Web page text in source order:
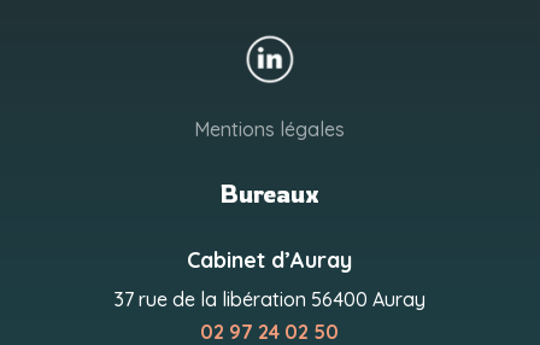
Mentions légales
Bureaux
Cabinet d’Auray
37 rue de la libération 56400 Auray
02 97 24 02 50